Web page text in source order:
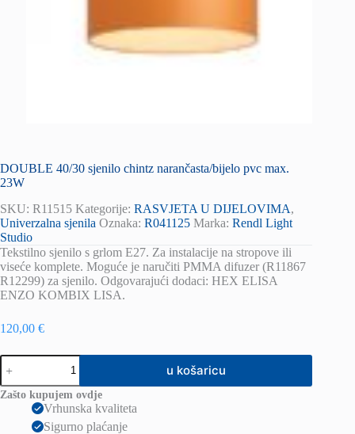
DOUBLE 40/30 sjenilo chintz narančasta/bijelo pvc max.
23W
SKU: R11515 Kategorije: RASVJETA U DIJELOVIMA,
Univerzalna sjenila Oznaka: R041125 Marka: Rendl Light
Studio
Tekstilno sjenilo s grlom E27. Za instalacije na stropove ili
viseće komplete. Moguće je naručiti PMMA difuzer (R11867
R12299) za sjenilo. Odgovarajući dodaci: HEX ELISA
ENZO KOMBIX LISA.
120,00 €
DOUBLE
40/30
sjenilo
chintz
narančasta/bijelo
u košaricu
Zašto kupujem ovdje
Vrhunska kvaliteta
Sigurno plaćanje